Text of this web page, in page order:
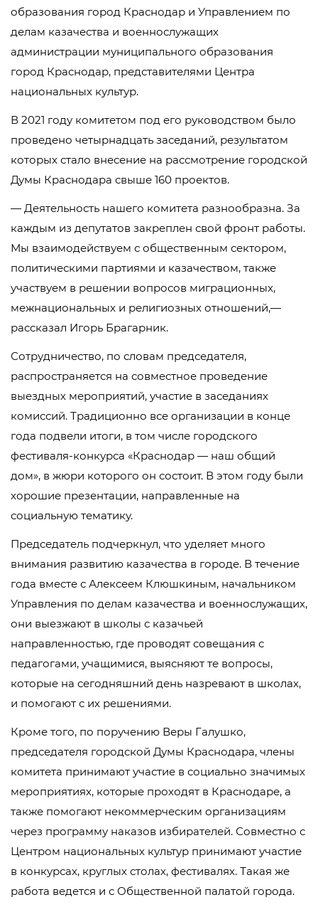
образования город Краснодар и Управлением по
делам казачества и военнослужащих
администрации муниципального образования
город Краснодар, представителями Центра
национальных культур.
В 2021 году комитетом под его руководством было
проведено четырнадцать заседаний, результатом
которых стало внесение на рассмотрение городской
Думы Краснодара свыше 160 проектов.
— Деятельность нашего комитета разнообразна. За
каждым из депутатов закреплен свой фронт работы.
Мы взаимодействуем с общественным сектором,
политическими партиями и казачеством, также
участвуем в решении вопросов миграционных,
межнациональных и религиозных отношений,—
рассказал Игорь Брагарник.
Сотрудничество, по словам председателя,
распространяется на совместное проведение
выездных мероприятий, участие в заседаниях
комиссий. Традиционно все организации в конце
года подвели итоги, в том числе городского
фестиваля-конкурса «Краснодар — наш общий
дом», в жюри которого он состоит. В этом году были
хорошие презентации, направленные на
социальную тематику.
Председатель подчеркнул, что уделяет много
внимания развитию казачества в городе. В течение
года вместе с Алексеем Клюшкиным, начальником
Управления по делам казачества и военнослужащих,
они выезжают в школы с казачьей
направленностью, где проводят совещания с
педагогами, учащимися, выясняют те вопросы,
которые на сегодняшний день назревают в школах,
и помогают с их решениями.
Кроме того, по поручению Веры Галушко,
председателя городской Думы Краснодара, члены
комитета принимают участие в социально значимых
мероприятиях, которые проходят в Краснодаре, а
также помогают некоммерческим организациям
через программу наказов избирателей. Совместно с
Центром национальных культур принимают участие
в конкурсах, круглых столах, фестивалях. Такая же
работа ведется и с Общественной палатой города.